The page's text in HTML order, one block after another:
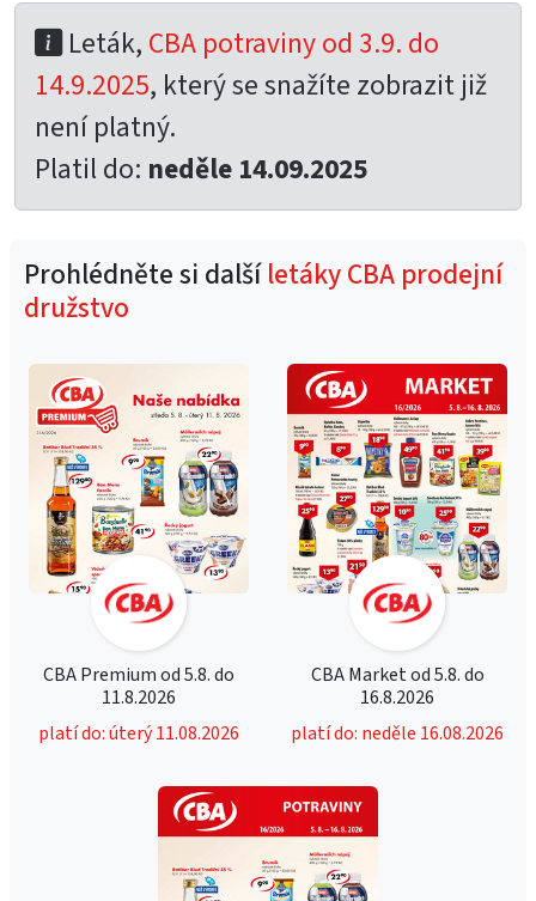
Leták, CBA potraviny od 3.9. do
14.9.2025, který se snažíte zobrazit již
není platný.
Platil do: neděle 14.09.2025
Prohlédněte si dalšíletáky CBA prodejní
družstvo
CBA Premium od 5.8. do
11.8.2026
platí do: úterý 11.08.2026
CBA Market od 5.8. do
16.8.2026
platí do: neděle 16.08.2026